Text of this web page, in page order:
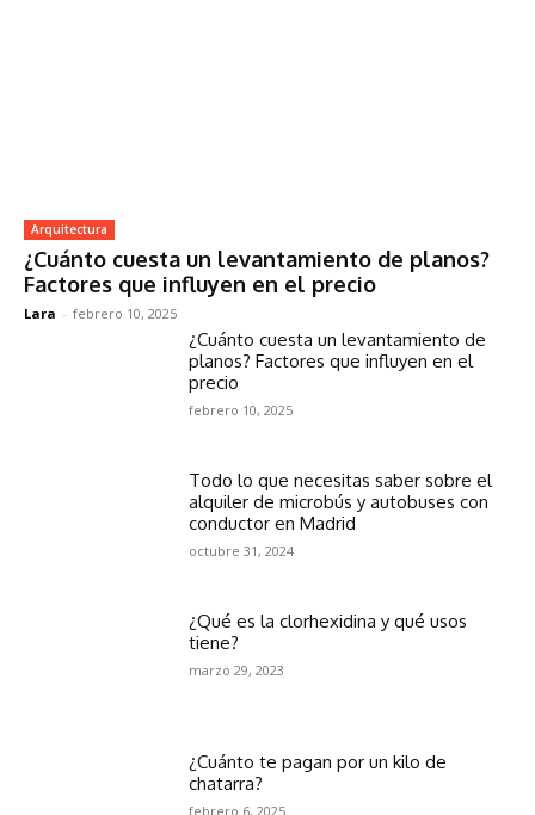
Arquitectura
¿Cuánto cuesta un levantamiento de planos?
Factores que influyen en el precio
Lara - febrero 10, 2025
¿Cuánto cuesta un levantamiento de
planos? Factores que influyen en el
precio
febrero 10, 2025
Todo lo que necesitas saber sobre el
alquiler de microbús y autobuses con
conductor en Madrid
octubre 31, 2024
¿Qué es la clorhexidina y qué usos
tiene?
marzo 29, 2023
¿Cuánto te pagan por un kilo de
chatarra?
febrero 6, 2025